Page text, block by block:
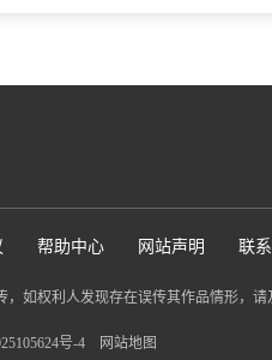
帮助中心 网站声明 联
，如权利人发现存在误传其作品情形，
号-4 网站地图